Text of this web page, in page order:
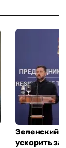
Зеленский
ускорить